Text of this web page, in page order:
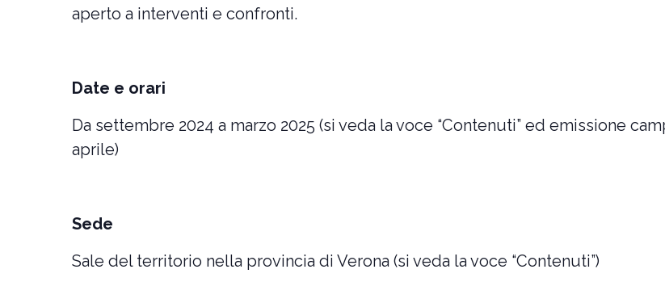
aperto a interventi e confronti.
Date e orari
Da settembre 2024 a marzo 2025 (si veda la voce “Contenuti” ed emissione
aprile)
Sede
Sale del territorio nella provincia di Verona (si veda la voce “Contenuti”)